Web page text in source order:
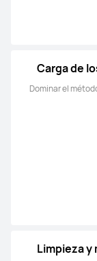
Carga de
Dominar el
Limpieza